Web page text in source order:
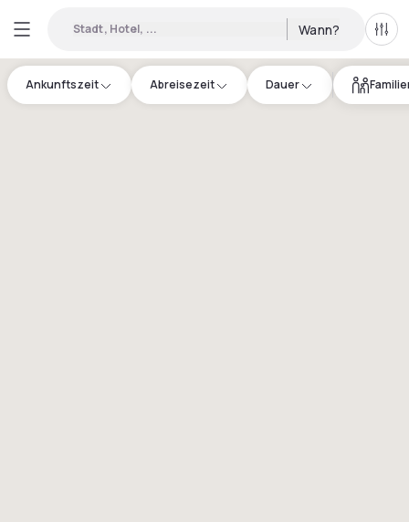
Stadt, Hotel, ... Wann? Alle
Ankunftszeit Abreisezeit Dauer